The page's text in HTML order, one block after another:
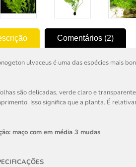
Comentários (2)
ulvaceus é uma das espécies mais
são delicadas, verde claro e
Isso significa que a planta. É
maço com em média 3 mudas